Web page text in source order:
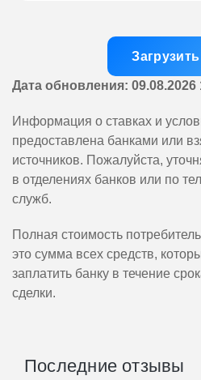
Дата обновления: 09.08.2026
Информация о ставках и
предоставлена банками или
источников. Пожалуйста,
в отделениях банков или по
служб.
Полная стоимость
это сумма всех средств,
заплатить банку в течение
сделки.
Последние отзывы